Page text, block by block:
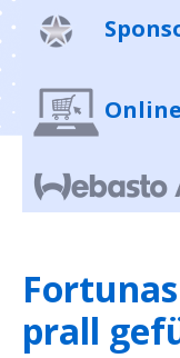
prall